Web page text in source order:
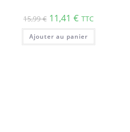
15,99€ 11,41€ TTC
Ajouter au panier